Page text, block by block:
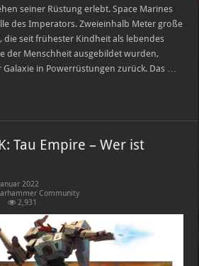
seiner Rüstung erlebt. Space Marines
des Imperators. Zweieinhalb Meter große
seit frühester Kindheit als lebendes
der Menschheit ausgebildet wurden,
in Powerrüstungen zurück. Das …
Tau Empire – Wer ist
2022
Community
2,931